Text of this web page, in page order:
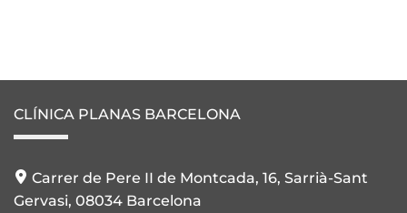
CLÍNICA PLANAS BARCELONA
Carrer de Pere II de Montcada, 16, Sarrià-Sant
Gervasi, 08034 Barcelona